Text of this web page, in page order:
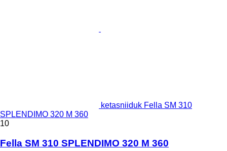
ketasniiduk Fella SM 310
SPLENDIMO 320 M 360
10
Fella SM 310 SPLENDIMO 320 M 360